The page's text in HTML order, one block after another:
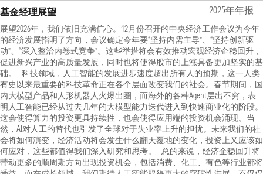
基金经理展望 2025年年报
展望2026年，我们依旧充满信心。12月份召开的中央经济工作会议为今年
的经济发展指明了方向，会议确定今年要“坚持内需主导”、“坚持创新驱
动”、“深入整治内卷式竞争”。这些举措将会有效推动宏观经济企稳回升，
促进新兴产业的高质量发展，同时也将使得股市的上涨具备更加坚实的基
础。 科技领域，人工智能的发展进步速度超出所有人的预期，这一人类
有史以来最重要的科技革命正在各个层面改变我们的社会。春节期间，国
内大模型产品和人形机器人火爆出圈，而海外的各种Agent层出不穷，表
明人工智能已经从过去几年的大模型能力迭代进入到快速商业化的阶段。
这会使得算力的投资更具持续性，也会使得应用端的投资机会涌现。当
然，AI对人工的替代也引发了全球对于失业率上升的担忧。未来我们的社
会将如何演变，经济活动将会发生什么翻天覆地的变化，投资上又应该如
何应对，这些都值得我们深入研究和思考。 总的来说，经济企稳回升将
带动更多的顺周期方向出现投资机会，包括消费、化工、有色等行业都将